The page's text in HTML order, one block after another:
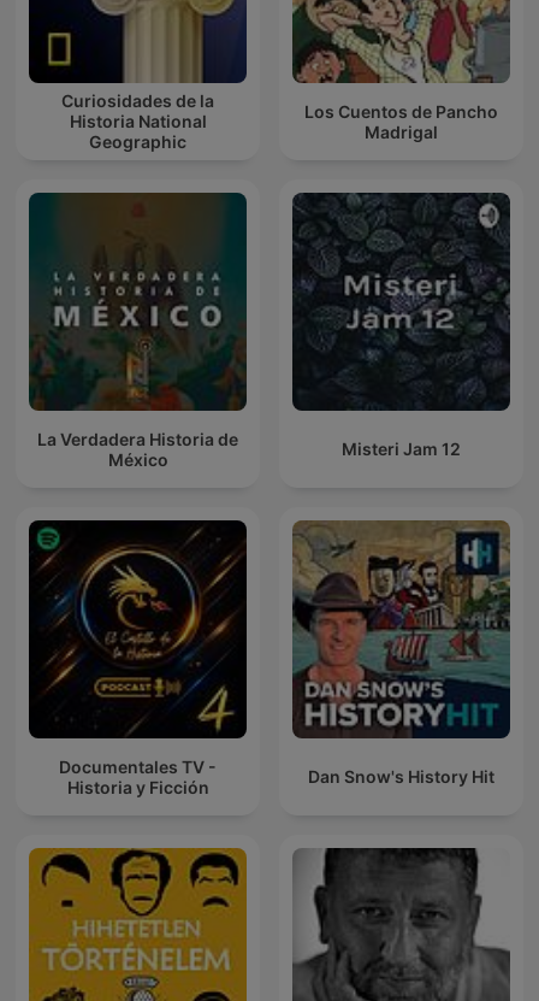
Curiosidades de la
Historia National
Geographic
Los Cuentos de Pancho
Madrigal
La Verdadera Historia de
México
Misteri Jam 12
Documentales TV -
Historia y Ficción
Dan Snow's History Hit